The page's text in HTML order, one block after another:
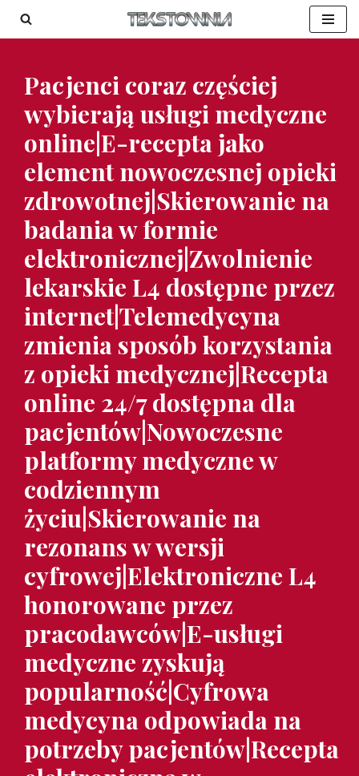
Przejdź
treści
Pacjenci coraz częściej
wybierają usługi medyczne
online|E-recepta jako
element nowoczesnej opieki
zdrowotnej|Skierowanie na
badania w formie
elektronicznej|Zwolnienie
lekarskie L4 dostępne przez
internet|Telemedycyna
zmienia sposób korzystania
z opieki medycznej|Recepta
online 24/7 dostępna dla
pacjentów|Nowoczesne
platformy medyczne w
codziennym
życiu|Skierowanie na
rezonans w wersji
cyfrowej|Elektroniczne L4
honorowane przez
pracodawców|E-usługi
medyczne zyskują
popularność|Cyfrowa
medycyna odpowiada na
potrzeby pacjentów|Recepta